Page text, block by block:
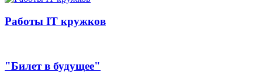
Работы IT кружков
"Билет в будущее"